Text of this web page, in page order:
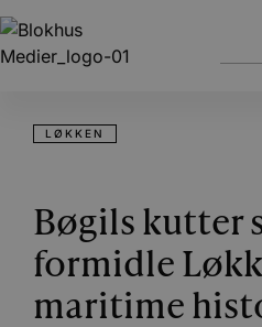
LØKKEN
Bøgils kutter
formidle
maritime